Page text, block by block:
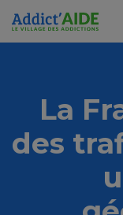
Aller au contenu
La
des
Panneau de